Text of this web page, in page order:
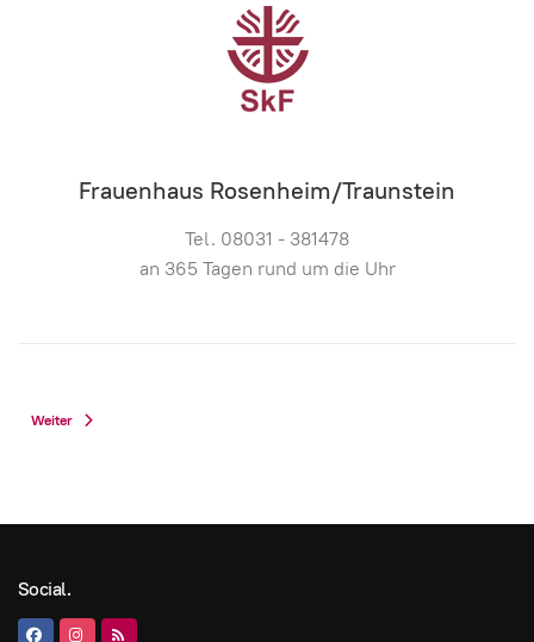
Frauenhaus Rosenheim/Traunstein
Tel. 08031 - 381478
an 365 Tagen rund um die Uhr
Nächster Beitrag: Datenschutz
Weiter
Social.